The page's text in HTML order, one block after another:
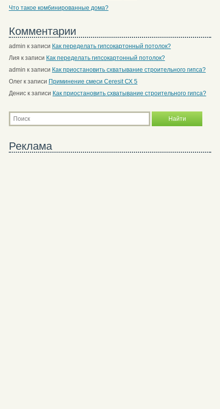
Что такое комбинированные дома?
Комментарии
admin к записи Как переделать гипсокартонный потолок?
Лия к записи Как переделать гипсокартонный потолок?
admin к записи Как приостановить схватывание строительного гипса?
Олегк записи Приминение смеси Ceresit СХ 5
Дениск записи Как приостановить схватывание строительного гипса?
Реклама